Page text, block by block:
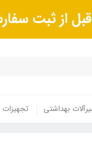
قبل از ثبت
بهداشتی